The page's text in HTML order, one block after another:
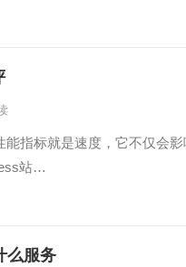
指标就是速度，它不仅会影
站…
么服务